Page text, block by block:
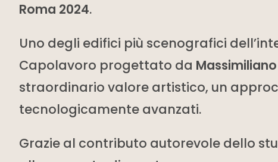
Roma 2024.
Uno degli edifici più scenografici
Capolavoro progettato da
straordinario valore artistico, un
tecnologicamente avanzati.
Grazie al contributo autorevole dello